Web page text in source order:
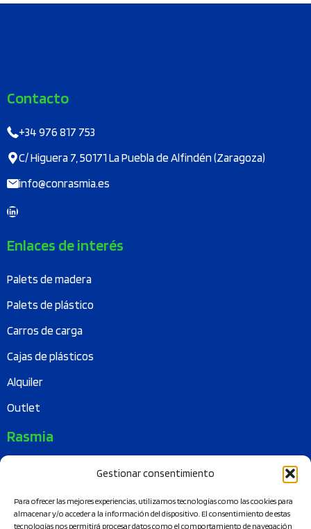
Gestionar consentimiento
Para ofrecer las mejores experiencias, utilizamos tecnologías como las cookies para
almacenar y/o acceder a la información del dispositivo. El consentimiento de estas
tecnologías nos permitirá procesar datos como el comportamiento de navegación
de
Contacto
+34 976 817 753
C/ Higuera 7, 50171 La Puebla de Alfindén (Zaragoza)
info@conrasmia.es
LinkedIn
Enlaces de interés
Palets de madera
Palets de plástico
Carros de carga
Cajas de plásticos
Alquiler
Outlet
Rasmia
Misión
Sostenibilidad